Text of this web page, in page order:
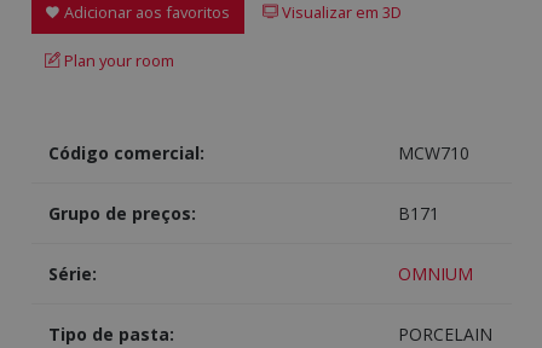
Adicionar aos favoritos Visualizar em 3D
Plan your room
Código comercial: MCW710
Grupo de preços: B171
Série: OMNIUM
Tipo de pasta: PORCELAIN